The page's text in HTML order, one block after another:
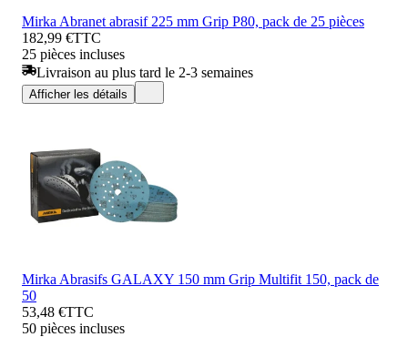
Mirka Abranet abrasif 225 mm Grip P80, pack de 25 pièces
182,99 €TTC
25 pièces incluses
Livraison au plus tard le 2-3 semaines
Afficher les détails
Mirka Abrasifs GALAXY 150 mm Grip Multifit 150, pack de
50
53,48 €TTC
50 pièces incluses